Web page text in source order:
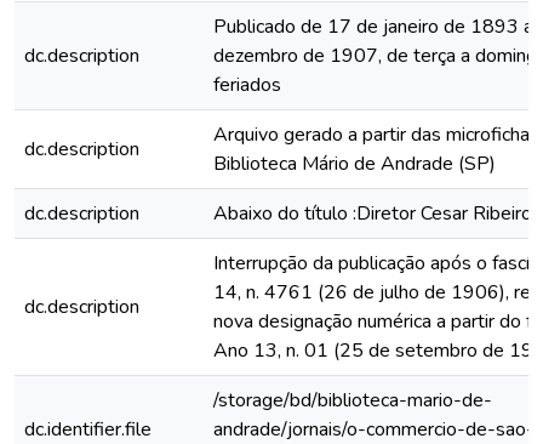
dc.description
Publicado de 17 de janeiro de 1893 a
dezembro de 1907, de terça a
feriados
dc.description
Arquivo gerado a partir das
Biblioteca Mário de Andrade (SP)
dc.description
Abaixo do título :Diretor Cesar Ribeiro
dc.description
Interrupção da publicação após o
14, n. 4761 (26 de julho de 1906),
nova designação numérica a partir do
Ano 13, n. 01 (25 de setembro de
dc.identifier.file
/storage/bd/biblioteca-mario-de-
andrade/jornais/o-commercio-de-sao-